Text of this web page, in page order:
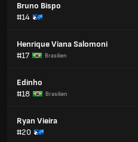
Bruno Bispo
#14
Henrique Viana Salomoni
#17
Brasilien
Edinho
#18
Brasilien
Ryan Vieira
#20